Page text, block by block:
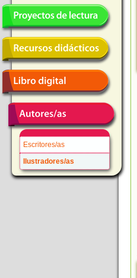
Escritores/as
Ilustradores/as